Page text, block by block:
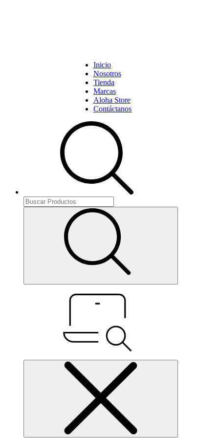
Inicio
Nosotros
Tienda
Marcas
Aloha Store
Contáctanos